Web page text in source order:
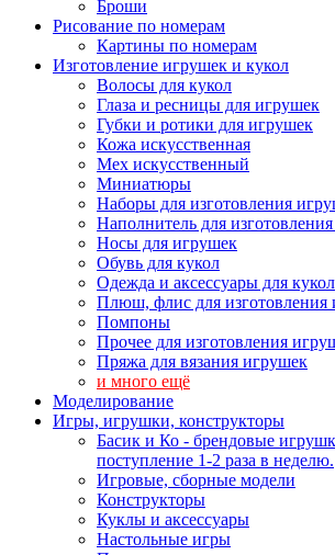
Броши
Рисование по номерам
Картины по номерам
Изготовление игрушек и кукол
Волосы для кукол
Глаза и ресницы для игрушек
Губки и ротики для игрушек
Кожа искусственная
Мех искусственный
Миниатюры
Наборы для изготовления
Наполнитель для
Носы для игрушек
Обувь для кукол
Одежда и аксессуары для кукол
Плюш, флис для изготовления
Помпоны
Прочее для изготовления
Пряжа для вязания игрушек
и много ещё
Моделирование
Игры, игрушки, конструкторы
Басик и Ко - брендовые
поступление 1-2 раза в неделю.
Игровые, сборные модели
Конструкторы
Куклы и аксессуары
Настольные игры